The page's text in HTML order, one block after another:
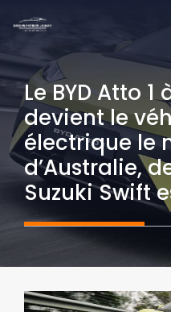
Le BYD Atto
devient le
électrique le
d’Australie,
Suzuki Swift